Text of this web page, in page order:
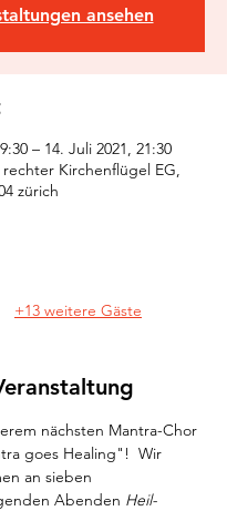
ansehen
– 14. Juli 2021, 21:30
Kirchenflügel EG,
zürich
+13 weitere Gäste
nächsten Mantra-Chor
goes Healing"!  Wir
an sieben
Abenden Heil-